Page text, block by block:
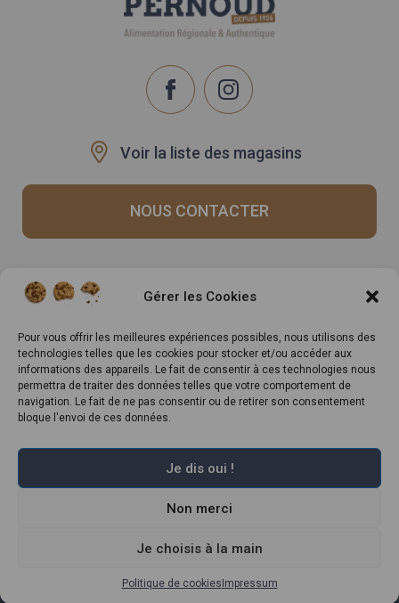
Gérer les Cookies
Pour vous offrir les meilleures expériences possibles, nous utilisons des
technologies telles que les cookies pour stocker et/ou accéder aux
informations des appareils. Le fait de consentir à ces technologies nous
permettra de traiter des données telles que votre comportement de
navigation. Le fait de ne pas consentir ou de retirer son consentement
bloque l'envoi de ces données.
Je dis oui !
Non merci
Je choisis à la main
Politique de cookies Impressum
Voir la liste des magasins
NOUS CONTACTER
Recrutement
Rappels produits
Inscrivez-vous à notre
newsletter
Règlement Général sur la Protection des Données